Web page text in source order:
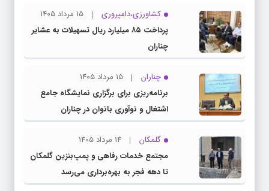
کشاورزی،دامپروری
15 مرداد 1405
پرداخت ۸۵ میلیارد ریال تسهیلات به عشایر
چناران
چناران
15 مرداد 1405
برنامه‌ریزی برای برگزاری نمایشگاه جامع
اشتغال و نوآوری بانوان در چناران
گلمکان
14 مرداد 1405
مجتمع خدمات رفاهی و پمپ‌بنزین گلمکان
تا دهه فجر به بهره‌برداری می‌رسد